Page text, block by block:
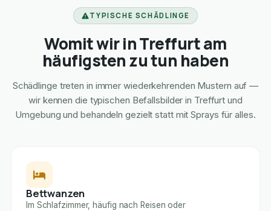
TYPISCHE SCHÄDLINGE
Womit wir in Treffurt am
häufigsten zu tun haben
Schädlinge treten in immer wiederkehrenden Mustern auf —
wir kennen die typischen Befallsbilder in Treffurt und
Umgebung und behandeln gezielt statt mit Sprays für alles.
Bettwanzen
Im Schlafzimmer, häufig nach Reisen oder